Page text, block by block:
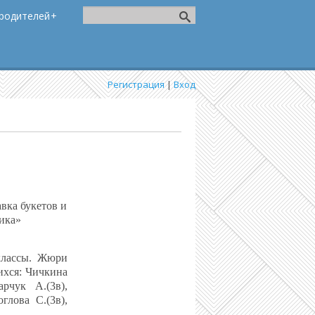
Регистрация|Вход
букетов и
Жюри
Чичкина
А.(3в),
С.(3в),